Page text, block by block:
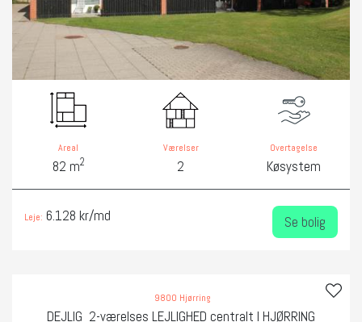
Areal
82 m2
Værelser
2
Overtagelse
Køsystem
Leje: 6.128 kr/md Se bolig
9800 Hjørring
DEJLIG 2-værelses LEJLIGHED centralt I HJØRRING